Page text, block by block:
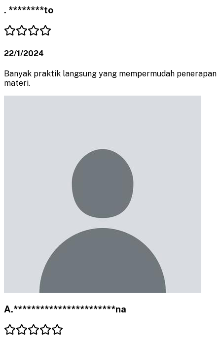
. ********to
22/1/2024
Banyak praktik langsung yang mempermudah penerapan
materi.
A.***********************na